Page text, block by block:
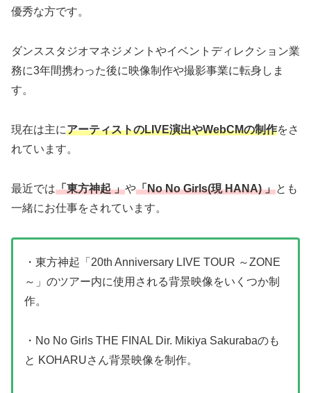
優秀な方です。
ダンススタジオマネジメントやイベントディレクション業
務に3年間携わった後に映像制作や撮影事業に転身しま
す。
現在は主にアーティストのLIVE演出やWebCMの制作をさ
れています。
最近では「東方神起 」や「No No Girls(現 HANA) 」とも
一緒にお仕事をされています。
・東方神起「20th Anniversary LIVE TOUR ～ZONE
～」のツアー内に使用される背景映像をいくつか制
作。
・No No Girls THE FINAL Dir. Mikiya Sakurabaのも
と KOHARUさん背景映像を制作。